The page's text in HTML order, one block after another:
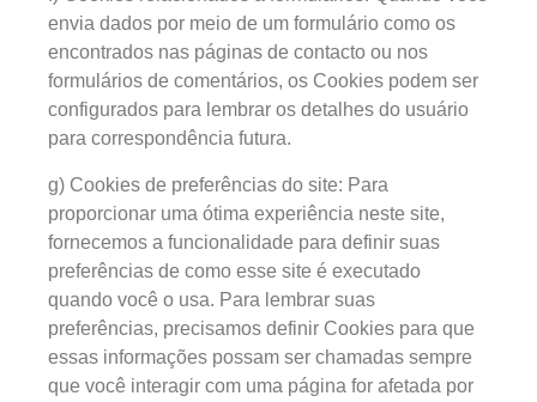
envia dados por meio de um formulário como os
encontrados nas páginas de contacto ou nos
formulários de comentários, os Cookies podem ser
configurados para lembrar os detalhes do usuário
para correspondência futura.
g) Cookies de preferências do site: Para
proporcionar uma ótima experiência neste site,
fornecemos a funcionalidade para definir suas
preferências de como esse site é executado
quando você o usa. Para lembrar suas
preferências, precisamos definir Cookies para que
essas informações possam ser chamadas sempre
que você interagir com uma página for afetada por